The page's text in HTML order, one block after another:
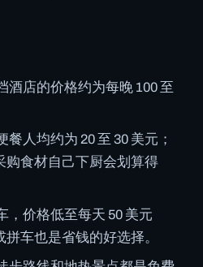
酒店的价格约为每晚 100 至
餐人均约为 20 至 30 美元；
购食材自己下厨会划算得
，价格低至每天 50 美元
车也是省钱的好选择。